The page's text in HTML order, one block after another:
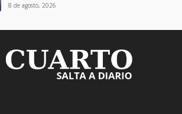
8 de agosto, 2026